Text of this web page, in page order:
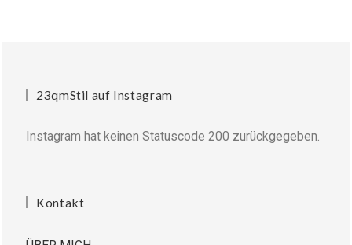
23qmStil auf Instagram
Instagram hat keinen Statuscode 200 zurückgegeben.
Kontakt